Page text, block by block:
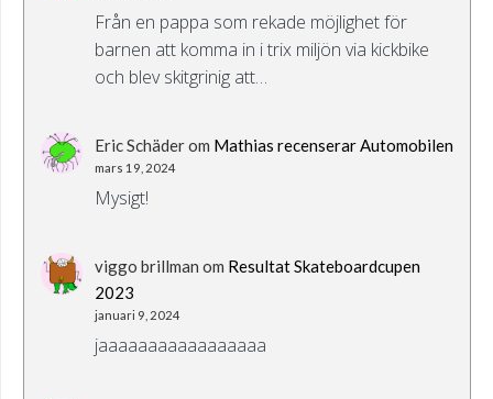
Från en pappa som rekade möjlighet för
barnen att komma in i trix miljön via kickbike
och blev skitgrinig att…
Eric Schäderom Mathias recenserar Automobilen
mars 19, 2024
Mysigt!
viggo brillman om Resultat Skateboardcupen
2023
januari 9, 2024
jaaaaaaaaaaaaaaaaa